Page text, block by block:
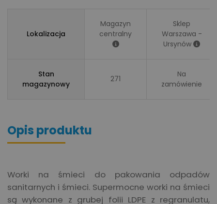
Lokalizacja
Magazyn
centralny
Sklep
Warszawa -
Ursynów
Stan
magazynowy
271
Na
zamówienie
Opis produktu
Worki na śmieci do pakowania odpadów
sanitarnych i śmieci. Supermocne worki na śmieci
są wykonane z grubej folii LDPE z regranulatu,